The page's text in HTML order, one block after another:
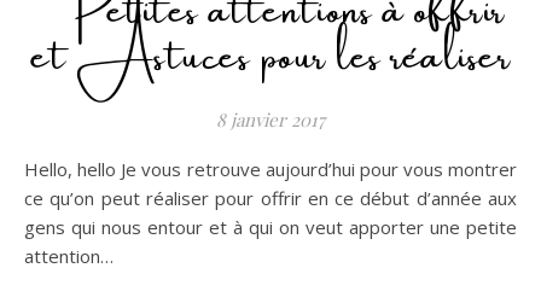
et Astuces pour les réaliser
8 janvier 2017
Hello, hello Je vous retrouve aujourd’hui pour vous montrer
ce qu’on peut réaliser pour offrir en ce début d’année aux
gens qui nous entour et à qui on veut apporter une petite
attention…